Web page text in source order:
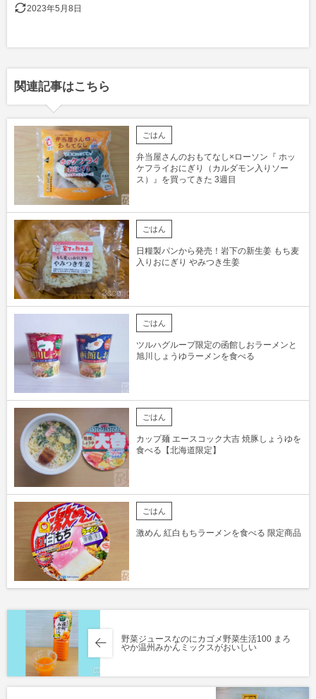
2023年5月8日
関連記事はこちら
ごはん
弁当屋さんのおもてなし×ローソン『 ホッ
ケフライおにぎり（カルダモン入りソー
ス）』を買ってきた 3週目
ごはん
日糧製パンから発売！岩下の新生姜 もち麦
入りおにぎり やみつき生姜
ごはん
ツルハグループ限定の函館しおラーメンと
旭川しょうゆラーメンを食べる
ごはん
カップ麺 エースコック大吉 焼豚しょうゆを
食べる【北海道限定】
ごはん
激めん 紅白もちラーメンを食べる 限定商品
野菜ジュースなのにカゴメ野菜生活100 まろ
やか温州みかんミックスがおいしい